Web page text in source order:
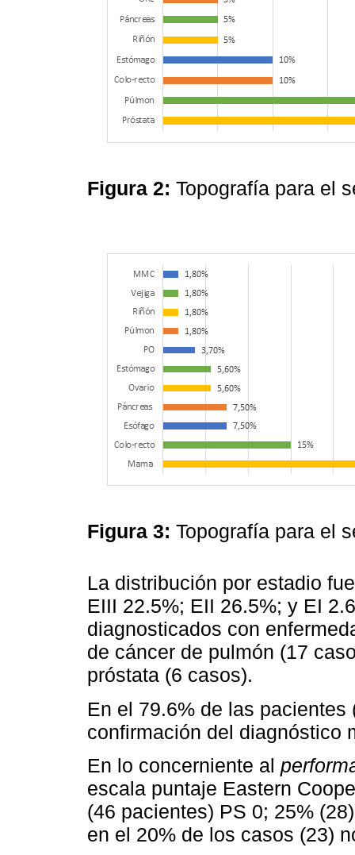
Figura 2: Topografía para el
Figura 3: Topografía para el
La distribución por estadio
EIII 22.5%; EII 26.5%; y EI
diagnosticados con
de cáncer de pulmón (17
próstata (6 casos).
En el 79.6% de las
confirmación del diagnóstico
En lo concerniente al
escala puntaje Eastern
(46 pacientes) PS 0; 25%
en el 20% de los casos (23)